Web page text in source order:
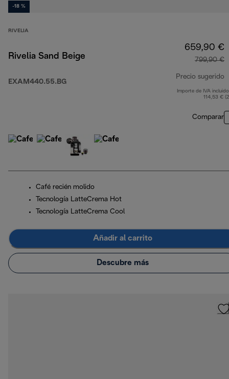
-18 %
RIVELIA
Rivelia Sand Beige
EXAM440.55.BG
659,90 €
799,90 €
Precio sugerido
Importe de IVA
114,53 €
Comparar
Café recién molido
Tecnología LatteCrema Hot
Tecnología LatteCrema Cool
Añadir al carrito
Descubre más